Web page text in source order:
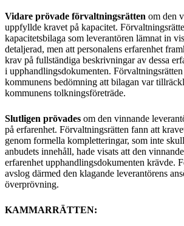
Vidare prövade förvaltningsrätten om den
uppfyllde kravet på kapacitet.
kapacitetsbilaga som leverantören lämnat in
detaljerad, men att personalens erfarenhet
krav på fullständiga beskrivningar av dessa
i upphandlingsdokumenten.
kommunens bedömning att bilagan var
kommunens tolkningsföreträde.
Slutligen prövades om den vinnande
på erfarenhet. Förvaltningsrätten fann att
genom formella kompletteringar, som inte
anbudets innehåll, hade visats att den
erfarenhet upphandlingsdokumenten krävde.
avslog därmed den klagande leverantörens
överprövning.
KAMMARRÄTTEN: